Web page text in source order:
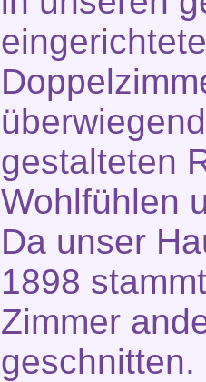
gestalteten
Wohlfühlen
Da unser
1898
Zimmer
geschnitten.